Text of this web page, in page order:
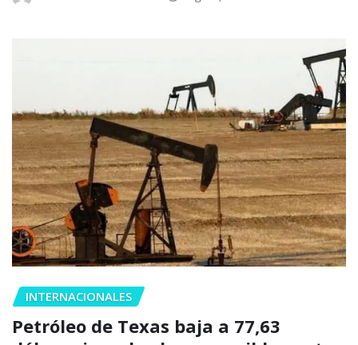
INTERNACIONALES
Petróleo de Texas baja a 77,63